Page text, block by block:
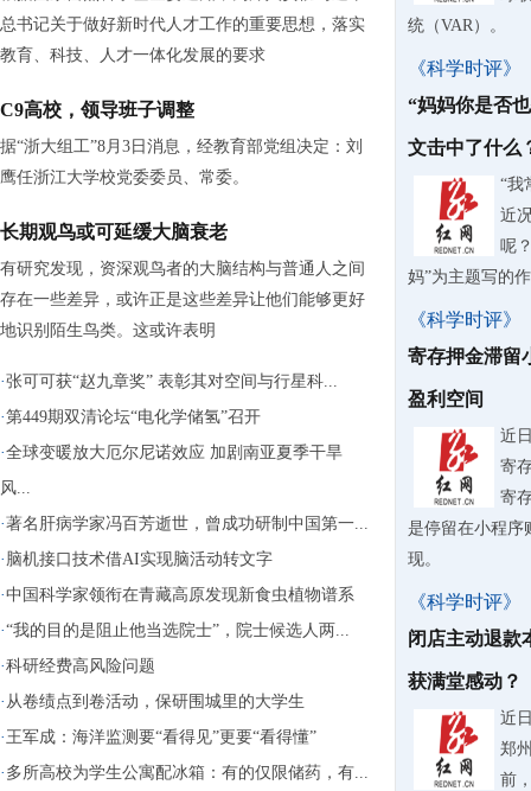
总书记关于做好新时代人才工作的重要思想，落实
教育、科技、人才一体化发展的要求
C9高校，领导班子调整
据“浙大组工”8月3日消息，经教育部党组决定：刘
鹰任浙江大学校党委委员、常委。
长期观鸟或可延缓大脑衰老
有研究发现，资深观鸟者的大脑结构与普通人之间
存在一些差异，或许正是这些差异让他们能够更好
地识别陌生鸟类。这或许表明
·张可可获“赵九章奖” 表彰其对空间与行星科...
·第449期双清论坛“电化学储氢”召开
·全球变暖放大厄尔尼诺效应 加剧南亚夏季干旱
风...
·著名肝病学家冯百芳逝世，曾成功研制中国第一...
· 脑机接口技术借AI实现脑活动转文字
·中国科学家领衔在青藏高原发现新食虫植物谱系
·“我的目的是阻止他当选院士”，院士候选人两...
·科研经费高风险问题
· 从卷绩点到卷活动，保研围城里的大学生
· 王军成：海洋监测要“看得见”更要“看得懂”
· 多所高校为学生公寓配冰箱：有的仅限储药，有...
统（VAR）。
《科学时评》
“妈妈你是否
文击中了什么
“我
近
呢
妈”为主题写的
《科学时评》
寄存押金滞留
盈利空间
近
寄
寄
是停留在小程序
现。
《科学时评》
闭店主动退款
获满堂感动？
近
郑
前